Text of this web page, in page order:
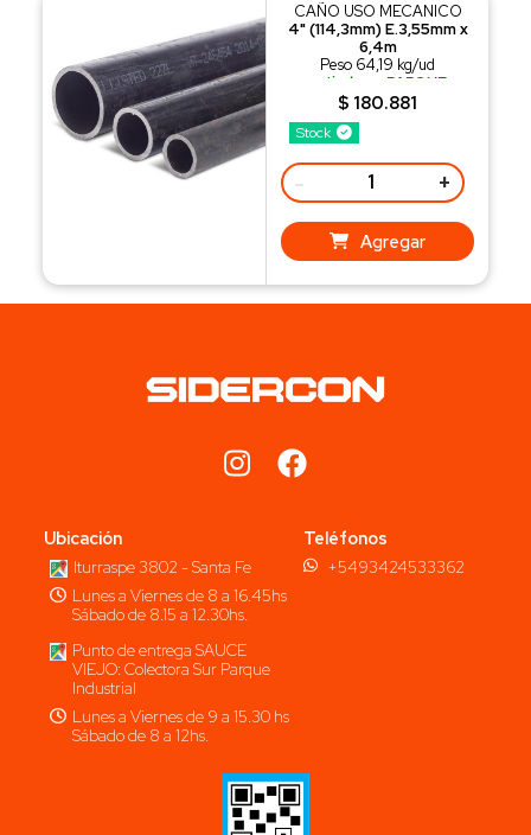
Stock
CAÑO USO MECANICO
4" (114,3mm) E.3,55mm x
6,4m
Peso 64,19 kg/ud
retiralo en PARQUE
INDUSTRIAL SAUCE VIEJO
o recibilo con nuestro
REPARTO
$ 180.881
- +
Agregar
Ubicación
Iturraspe 3802 - Santa Fe
Lunes a Viernes de 8 a 16.45hs
Sábado de 8.15 a 12.30hs.
Punto de entrega SAUCE
VIEJO: Colectora Sur Parque
Industrial
Lunes a Viernes de 9 a 15.30 hs
Sábado de 8 a 12hs.
Teléfonos
+5493424533362